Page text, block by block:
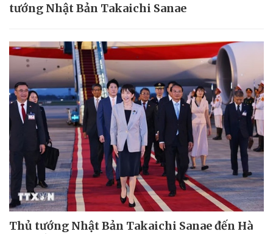
tướng Nhật Bản Takaichi Sanae
Thủ tướng Nhật Bản Takaichi Sanae đến Hà